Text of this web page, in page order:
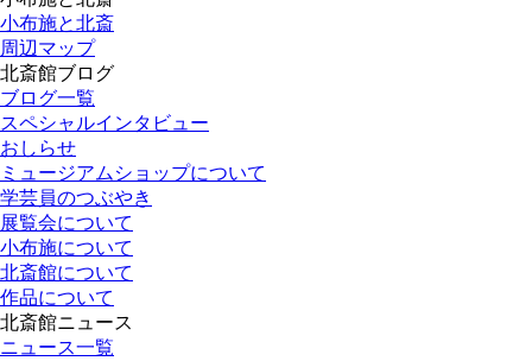
小布施と北斎
周辺マップ
北斎館ブログ
ブログ一覧
スペシャルインタビュー
おしらせ
ミュージアムショップについて
学芸員のつぶやき
展覧会について
小布施について
北斎館について
作品について
北斎館ニュース
ニュース一覧